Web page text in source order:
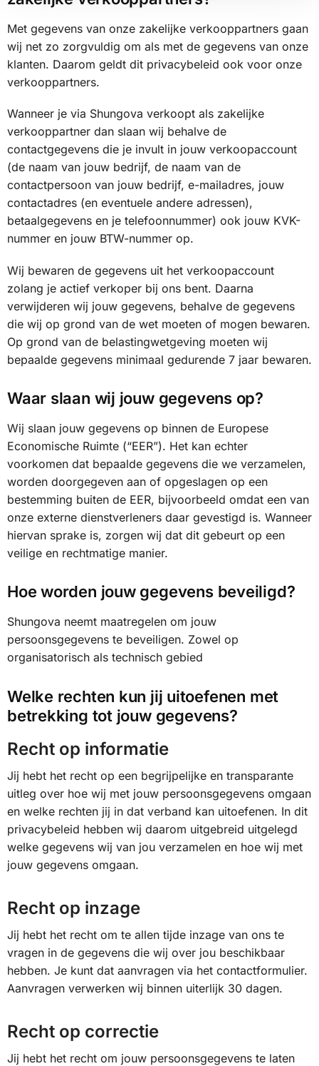
Met gegevens van onze zakelijke verkooppartners gaan
wij net zo zorgvuldig om als met de gegevens van onze
klanten. Daarom geldt dit privacybeleid ook voor onze
verkooppartners.
Wanneer je via Shungova verkoopt als zakelijke
verkooppartner dan slaan wij behalve de
contactgegevens die je invult in jouw verkoopaccount
(de naam van jouw bedrijf, de naam van de
contactpersoon van jouw bedrijf, e-mailadres, jouw
contactadres (en eventuele andere adressen),
betaalgegevens en je telefoonnummer) ook jouw KVK-
nummer en jouw BTW-nummer op.
Wij bewaren de gegevens uit het verkoopaccount
zolang je actief verkoper bij ons bent. Daarna
verwijderen wij jouw gegevens, behalve de gegevens
die wij op grond van de wet moeten of mogen bewaren.
Op grond van de belastingwetgeving moeten wij
bepaalde gegevens minimaal gedurende 7 jaar bewaren.
Waar slaan wij jouw gegevens op?
Wij slaan jouw gegevens op binnen de Europese
Economische Ruimte (“EER”). Het kan echter
voorkomen dat bepaalde gegevens die we verzamelen,
worden doorgegeven aan of opgeslagen op een
bestemming buiten de EER, bijvoorbeeld omdat een van
onze externe dienstverleners daar gevestigd is. Wanneer
hiervan sprake is, zorgen wij dat dit gebeurt op een
veilige en rechtmatige manier.
Hoe worden jouw gegevens beveiligd?
Shungova neemt maatregelen om jouw
persoonsgegevens te beveiligen. Zowel op
organisatorisch als technisch gebied
Welke rechten kun jij uitoefenen met
betrekking tot jouw gegevens?
Recht op informatie
Jij hebt het recht op een begrijpelijke en transparante
uitleg over hoe wij met jouw persoonsgegevens omgaan
en welke rechten jij in dat verband kan uitoefenen. In dit
privacybeleid hebben wij daarom uitgebreid uitgelegd
welke gegevens wij van jou verzamelen en hoe wij met
jouw gegevens omgaan.
Recht op inzage
Jij hebt het recht om te allen tijde inzage van ons te
vragen in de gegevens die wij over jou beschikbaar
hebben. Je kunt dat aanvragen via het contactformulier.
Aanvragen verwerken wij binnen uiterlijk 30 dagen.
Recht op correctie
Jij hebt het recht om jouw persoonsgegevens te laten